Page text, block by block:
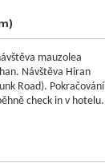
mauzolea
Návštěva Hiran
Road). Pokračování
check in v hotelu.